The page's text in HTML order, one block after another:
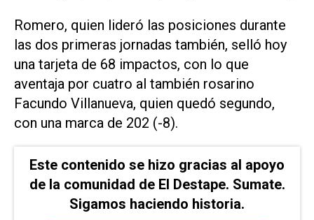
Romero, quien lideró las posiciones durante
las dos primeras jornadas también, selló hoy
una tarjeta de 68 impactos, con lo que
aventaja por cuatro al también rosarino
Facundo Villanueva, quien quedó segundo,
con una marca de 202 (-8).
Este contenido se hizo gracias al apoyo
de la comunidad de El Destape. Sumate.
Sigamos haciendo historia.